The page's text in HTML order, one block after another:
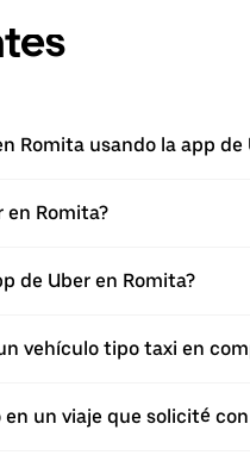
Romita usando la app de
Romita?
de Uber en Romita?
vehículo tipo taxi en
un viaje que solicité